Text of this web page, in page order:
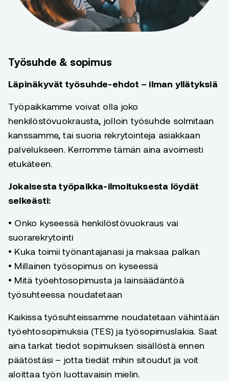
Työsuhde & sopimus
Läpinäkyvät työsuhde-ehdot – ilman yllätyksiä
Työpaikkamme voivat olla joko
henkilöstövuokrausta, jolloin työsuhde solmitaan
kanssamme, tai suoria rekrytointeja asiakkaan
palvelukseen. Kerromme tämän aina avoimesti
etukäteen.
Jokaisesta työpaikka-ilmoituksesta löydät
selkeästi:
• Onko kyseessä henkilöstövuokraus vai
suorarekrytointi
• Kuka toimii työnantajanasi ja maksaa palkan
• Millainen työsopimus on kyseessä
• Mitä työehtosopimusta ja lainsäädäntöä
työsuhteessa noudatetaan
Kaikissa työsuhteissamme noudatetaan vähintään
työehtosopimuksia (TES) ja työsopimuslakia. Saat
aina tarkat tiedot sopimuksen sisällöstä ennen
päätöstäsi – jotta tiedät mihin sitoudut ja voit
aloittaa työn luottavaisin mielin.